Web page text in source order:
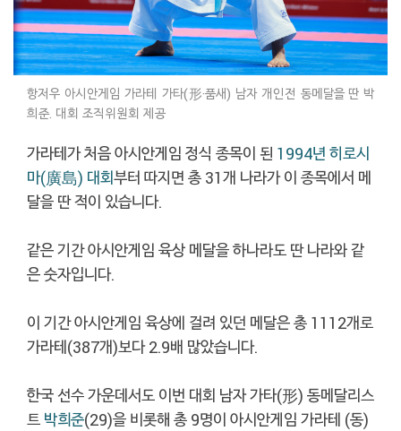
항저우 아시안게임 가라테 가타(形·품새) 남자 개인전 동메달을 딴 박
희준. 대회 조직위원회 제공
가라테가 처음 아시안게임 정식 종목이 된 1994년 히로시
마(廣島) 대회부터 따지면 총 31개 나라가 이 종목에서 메
달을 딴 적이 있습니다.
같은 기간 아시안게임 육상 메달을 하나라도 딴 나라와 같
은 숫자입니다.
이 기간 아시안게임 육상에 걸려 있던 메달은 총 1112개로
가라테(387개)보다 2.9배 많았습니다.
한국 선수 가운데서도 이번 대회 남자 가타(形) 동메달리스
트 박희준(29)을 비롯해 총 9명이 아시안게임 가라테 (동)